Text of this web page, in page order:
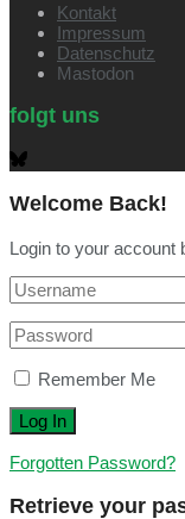
Kontakt
Impressum
Datenschutz
Mastodon
folgt uns
Welcome Back!
Login to your account
Remember Me
Forgotten Password?
Retrieve your